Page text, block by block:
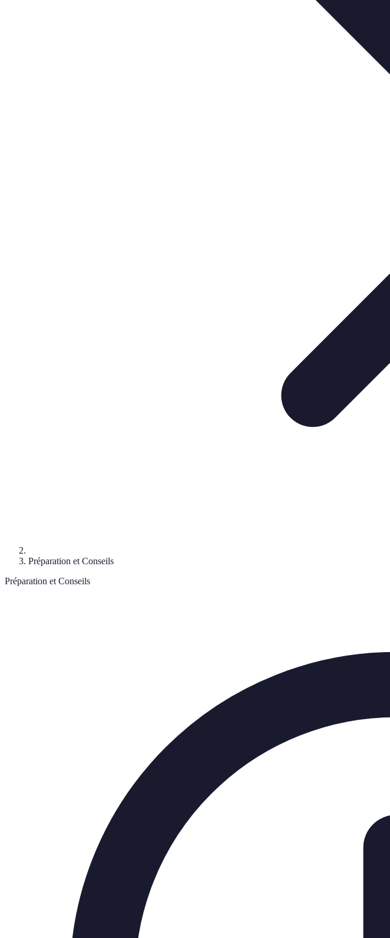
Préparation et Conseils
Préparation et Conseils